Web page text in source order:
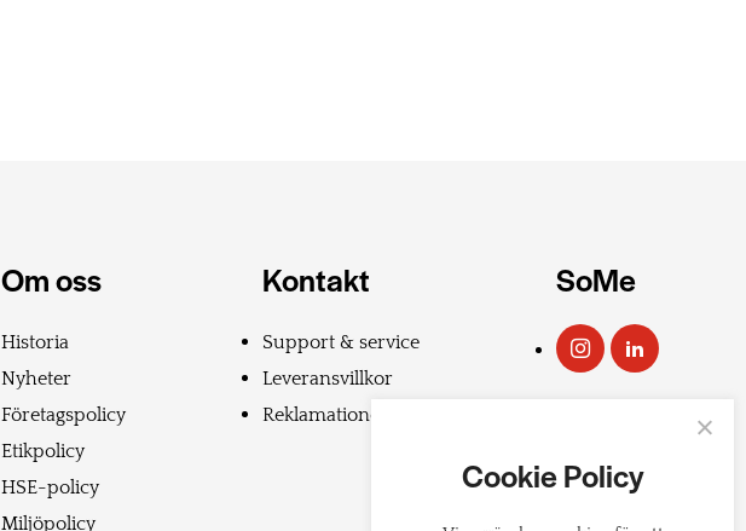
Om oss
Historia
Nyheter
Företagspolicy
Etikpolicy
HSE-policy
Miljöpolicy
Kontakt
Support & service
Leveransvillkor
Reklamationer
SoMe
Cookie Policy